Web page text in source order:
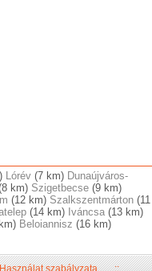
Lórév (7 km) Dunaújváros-
km) Szigetbecse (9 km)
(12 km) Szalkszentmárton (11
(14 km) Iváncsa (13 km)
Beloiannisz (16 km)
szabályzata::